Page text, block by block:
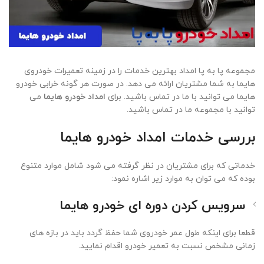
مجموعه پا به پا امداد بهترین خدمات را در زمینه تعمیرات خودروی
هایما به شما مشتریان ارائه می دهد. در صورت هر گونه خرابی خودرو
هایما می توانید با ما در تماس باشید. برای امداد خودرو هایما می
توانید با مجموعه ما در تماس باشید.
بررسی خدمات امداد خودرو هایما
خدماتی که برای مشتریان در نظر گرفته می شود شامل موارد متنوع
بوده که می توان به موارد زیر اشاره نمود:
سرویس کردن دوره ای خودرو هایما
قطعا برای اینکه طول عمر خودروی شما حفظ گردد باید در بازه های
زمانی مشخص نسبت به تعمیر خودرو اقدام نمایید.